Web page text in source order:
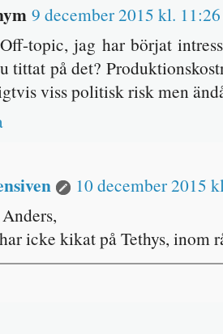
9 december 2015 kl. 11:26
topic, jag har börjat
tittat på det?
viss politisk risk men
10 december 2015
icke kikat på Tethys, inom